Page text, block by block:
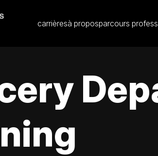
carrièresà proposparcours